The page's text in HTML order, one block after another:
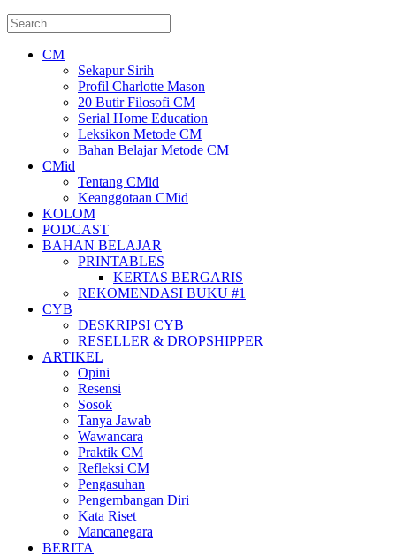
CM
Sekapur Sirih
Profil Charlotte Mason
20 Butir Filosofi CM
Serial Home Education
Leksikon Metode CM
Bahan Belajar Metode CM
CMid
Tentang CMid
Keanggotaan CMid
KOLOM
PODCAST
BAHAN BELAJAR
PRINTABLES
KERTAS BERGARIS
REKOMENDASI BUKU #1
CYB
DESKRIPSI CYB
RESELLER & DROPSHIPPER
ARTIKEL
Opini
Resensi
Sosok
Tanya Jawab
Wawancara
Praktik CM
Refleksi CM
Pengasuhan
Pengembangan Diri
Kata Riset
Mancanegara
BERITA